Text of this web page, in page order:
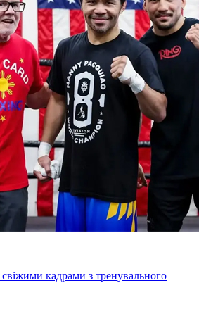
кадрами з тренувального